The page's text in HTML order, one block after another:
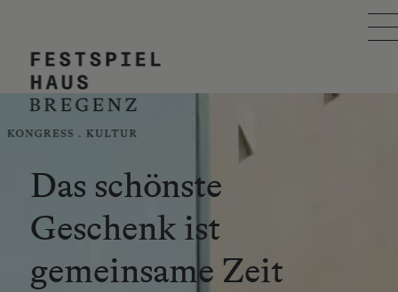
FESTSPIELHAUS
BESUCH PLANEN
EVENTKALENDER
ÜBER UNS
Das schönste
Geschenk ist
gemeinsame Zeit